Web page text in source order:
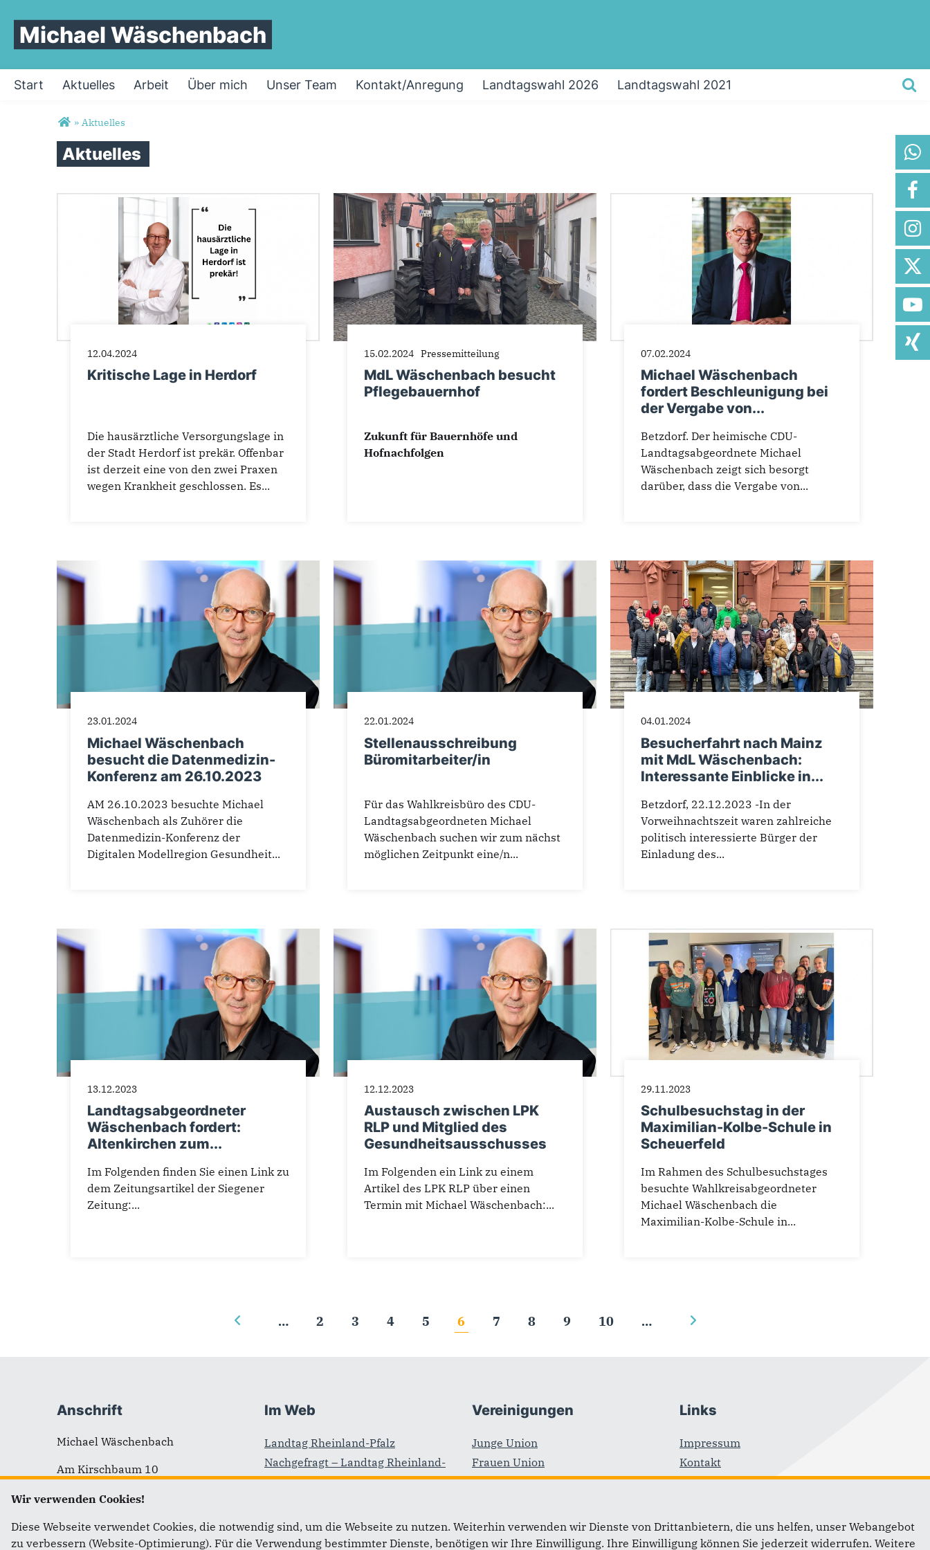
Michael Wäschenbach
Start Aktuelles Arbeit Über mich Unser Team Kontakt/Anregung Landtagswahl 2026 Landtagswahl 2021
Sie sind hier
» Aktuelles
Aktuelles
12.04.2024
Kritische Lage in Herdorf
Die hausärztliche Versorgungslage in
der Stadt Herdorf ist prekär. Offenbar
ist derzeit eine von den zwei Praxen
wegen Krankheit geschlossen. Es...
15.02.2024 Pressemitteilung
MdL Wäschenbach besucht
Pflegebauernhof
Zukunft für Bauernhöfe und
Hofnachfolgen
07.02.2024
Michael Wäschenbach
fordert Beschleunigung bei
der Vergabe von...
Betzdorf. Der heimische CDU-
Landtagsabgeordnete Michael
Wäschenbach zeigt sich besorgt
darüber, dass die Vergabe von...
23.01.2024
Michael Wäschenbach
besucht die Datenmedizin-
Konferenz am 26.10.2023
AM 26.10.2023 besuchte Michael
Wäschenbach als Zuhörer die
Datenmedizin-Konferenz der
Digitalen Modellregion Gesundheit...
22.01.2024
Stellenausschreibung
Büromitarbeiter/in
Für das Wahlkreisbüro des CDU-
Landtagsabgeordneten Michael
Wäschenbach suchen wir zum nächst
möglichen Zeitpunkt eine/n...
04.01.2024
Besucherfahrt nach Mainz
mit MdL Wäschenbach:
Interessante Einblicke in...
Betzdorf, 22.12.2023 -In der
Vorweihnachtszeit waren zahlreiche
politisch interessierte Bürger der
Einladung des...
13.12.2023
Landtagsabgeordneter
Wäschenbach fordert:
Altenkirchen zum...
Im Folgenden finden Sie einen Link zu
dem Zeitungsartikel der Siegener
Zeitung:...
12.12.2023
Austausch zwischen LPK
RLP und Mitglied des
Gesundheitsausschusses
Im Folgenden ein Link zu einem
Artikel des LPK RLP über einen
Termin mit Michael Wäschenbach:...
29.11.2023
Schulbesuchstag in der
Maximilian-Kolbe-Schule in
Scheuerfeld
Im Rahmen des Schulbesuchstages
besuchte Wahlkreisabgeordneter
Michael Wäschenbach die
Maximilian-Kolbe-Schule in...
Seiten
… 2 3 4 5 6 7 8 9 10 …
Fußbereich
Anschrift
Michael Wäschenbach
Am Kirschbaum 10
57584 Wallmenroth
Telefon: 02741 / 88 22
Im Web
Landtag Rheinland-Pfalz
Nachgefragt – Landtag Rheinland-
Pfalz
CDU Landtagsfraktion Rheinland-
Pfalz
Vereinigungen
Junge Union
Frauen Union
Kommunalpolitische Vereinigung
(KPV)
Schüler Union
Links
Impressum
Kontakt
Sitemap
Wir verwenden Cookies!
Diese Webseite verwendet Cookies, die notwendig sind, um die Webseite zu nutzen. Weiterhin verwenden wir Dienste von Drittanbietern, die uns helfen, unser Webangebot
zu verbessern (Website-Optimierung). Für die Verwendung bestimmter Dienste, benötigen wir Ihre Einwilligung. Ihre Einwilligung können Sie jederzeit widerrufen. Weitere